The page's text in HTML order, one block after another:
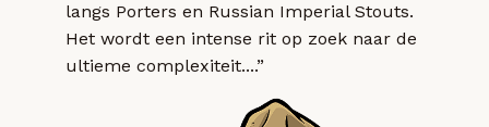
langs Porters en Russian Imperial Stouts.
Het wordt een intense rit op zoek naar de
ultieme complexiteit....”